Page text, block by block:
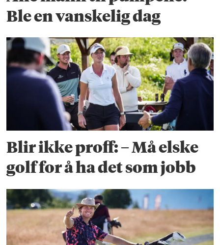
Ble en vanskelig dag
Blir ikke proff: – Må elske
golf for å ha det som jobb